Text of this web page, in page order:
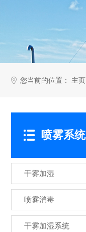
您当前的位置： 主页
喷雾系统
干雾加湿
喷雾消毒
干雾加湿系统